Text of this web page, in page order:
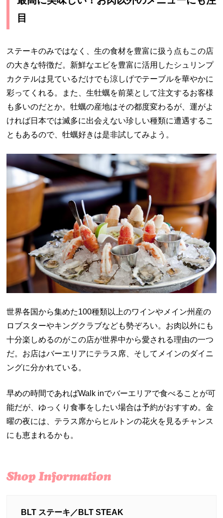
目
ステーキのみではなく、生の食材を豊富に扱う点もこの店
の大きな特徴だ。新鮮なエビを豊富に活用したシュリンプ
カクテルは見ているだけでも涼しげでテーブルを華やかに
彩ってくれる。また、生牡蠣を前菜として注文するお客様
も多いのだとか。牡蠣の産地はその都度変わるが、運がよ
ければ日本では滅多に出会えない珍しい種類に遭遇するこ
ともあるので、牡蠣好きは是非試してみよう。
世界各国から集めた100種類以上のワインやメイン州産の
ロブスターやキングクラブなども勢ぞろい。お肉以外にも
十分楽しめるのがこの店が世界中から愛される理由の一つ
だ。お店はバーエリアにテラス席、そしてメインのダイニ
ングに分かれている。
早めの時間であればWalk inでバーエリアで食べることが可
能だが、ゆっくり食事をしたい場合は予約がおすすめ。金
曜の夜には、テラス席からヒルトンの花火を見るチャンス
にも恵まれるかも。
BLT ステーキ／BLT STEAK